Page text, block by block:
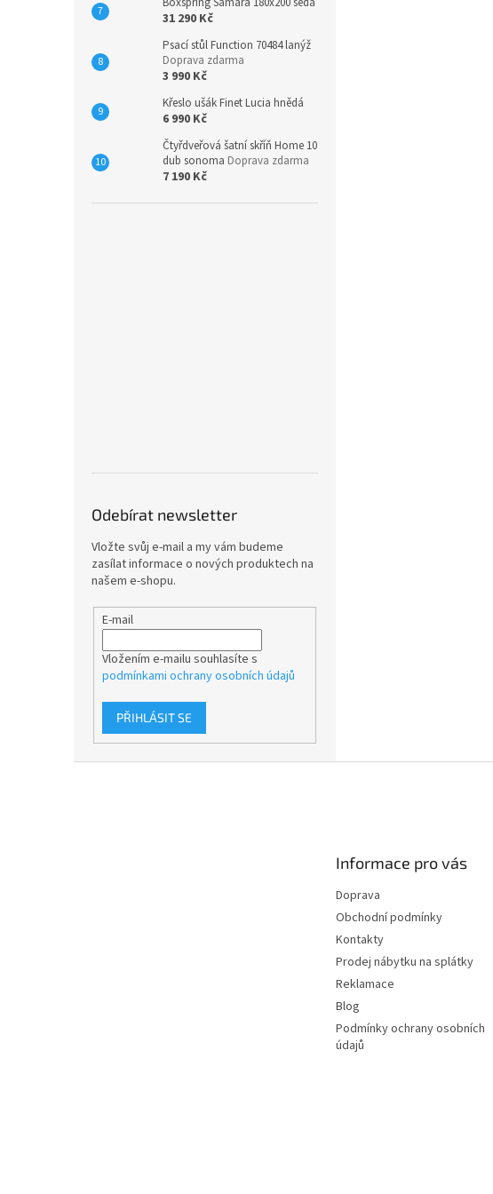
31 290 Kč
Psací stůl Function 70484 lanýž
Doprava zdarma
3 990 Kč
Křeslo ušák Finet Lucia hnědá
6 990 Kč
Čtyřdveřová šatní skříň Home 10
dub sonoma Doprava zdarma
7 190 Kč
Odebírat newsletter
Vložte svůj e-mail a my vám budeme
zasílat informace o nových produktech na
našem e-shopu.
E-mail
Vložením e-mailu souhlasíte s
podmínkami ochrany osobních údajů
PŘIHLÁSIT SE
Informace pro vás
Doprava
Obchodní podmínky
Kontakty
Prodej nábytku na splátky
Reklamace
Blog
Podmínky ochrany osobních
údajů